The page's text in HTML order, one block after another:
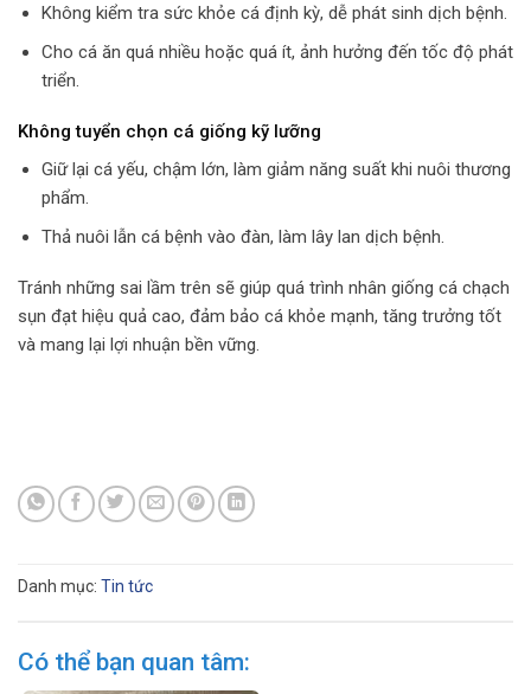
Không kiểm tra sức khỏe cá định kỳ, dễ phát sinh dịch bệnh.
Cho cá ăn quá nhiều hoặc quá ít, ảnh hưởng đến tốc độ phát
triển.
Không tuyển chọn cá giống kỹ lưỡng
Giữ lại cá yếu, chậm lớn, làm giảm năng suất khi nuôi thương
phẩm.
Thả nuôi lẫn cá bệnh vào đàn, làm lây lan dịch bệnh.
Tránh những sai lầm trên sẽ giúp quá trình nhân giống cá chạch
sụn đạt hiệu quả cao, đảm bảo cá khỏe mạnh, tăng trưởng tốt
và mang lại lợi nhuận bền vững.
Danh mục: Tin tức
Có thể bạn quan tâm: